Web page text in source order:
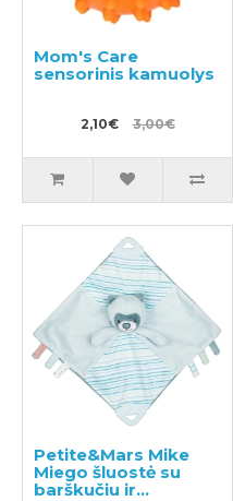
Mom's Care
sensorinis kamuolys
2,10€ 3,00€
Petite&Mars Mike
Miego šluostė su
barškučiu ir